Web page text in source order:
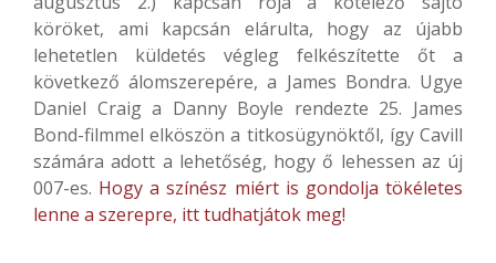
köröket, ami kapcsán elárulta, hogy az újabb
lehetetlen küldetés végleg felkészítette őt a
következő álomszerepére, a James Bondra. Ugye
Daniel Craig a Danny Boyle rendezte 25. James
Bond-filmmel elköszön a titkosügynöktől, így Cavill
számára adott a lehetőség, hogy ő lehessen az új
007-es. Hogy a színész miért is gondolja tökéletes
lenne a szerepre, itt tudhatjátok meg!